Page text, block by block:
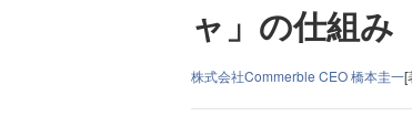
ャ」の仕組み
株式会社Commerble CEO 橋本圭一[